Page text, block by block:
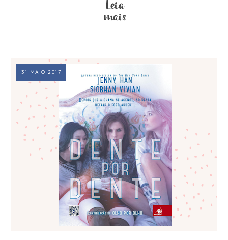
31 MAIO 2017